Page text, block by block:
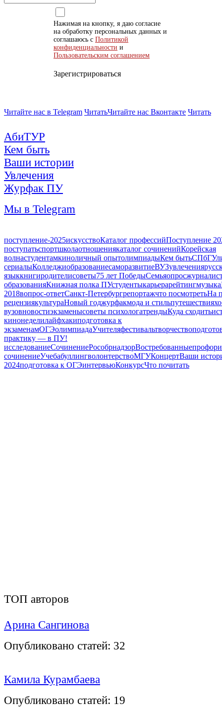
Нажимая на кнопку, я даю согласие
на обработку персональных данных и
соглашаюсь с Политикой
конфиденциальности и
Пользовательским соглашением
Зарегистрироваться
Читайте нас в Telegram ЧитатьЧитайте нас Вконтакте Читать
АбиТУР
Кем быть
Ваши истории
Увлечения
Журфак ПУ
Мы в Telegram
поступление-2025искусствоКаталог профессийПоступление
поступатьспортшколаотношениякаталог сочиненийКорейская
волнастудентамкиноличный опытолимпиадыКем бытьСПбГУ
сериалыКолледжиобразованиесаморазвитиеВУЗувлечения
языккнигиродителисоветы75 лет ПобедыСемьяопрос
образованияКнижная полка ПУстудентыкарьерарейтингмузыка
2018вопрос-ответСанкт-Петербургрепортажчто посмотретьНа
рецензиякультураНовый годжурфакмода и стильпутешествия
вузовновостиэкзаменысоветы психологатрендыКуда сходить
кинонеделилайфхакиподготовка к
экзаменамОГЭолимпиадаУчителяфестивальтворчество
практику — в ПУ!
исследованиеСочинениеРособрнадзорВостребованные
сочинениеУчебабуллингволонтерствоМГУКонцертВаши
2024подготовка к ОГЭинтервьюКонкурсЧто почитать
ТОП авторов
Арина Сангинова
Опубликовано статей: 32
Камила Курамбаева
Опубликовано статей: 19